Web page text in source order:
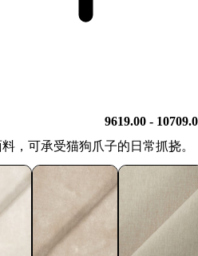
9619.00 -
，可承受猫狗爪子的日常抓挠。